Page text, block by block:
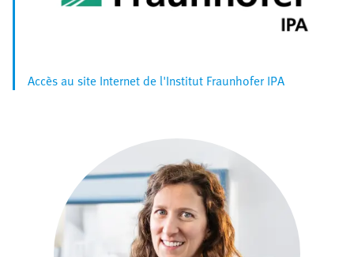
Accès au site Internet de l'Institut Fraunhofer IPA